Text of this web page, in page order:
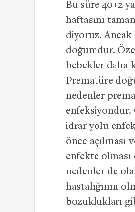
Bu süre 40+2
haftasını
diyoruz. Ancak
doğumdur.
bebekler daha
Prematüre
nedenler
enfeksiyondur.
idrar yolu
önce açılması
enfekte olması
nedenler de
hastalığının
bozuklukları